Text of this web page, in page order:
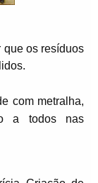
que os resíduos
com metralha,
a todos nas